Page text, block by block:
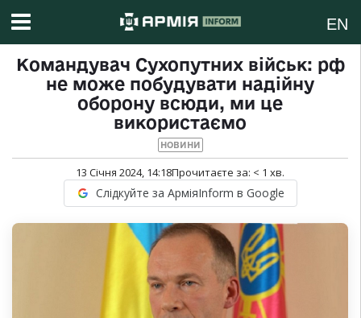
EN
Командувач Сухопутних військ: рф
не може побудувати надійну
оборону всюди, ми це
використаємо
НОВИНИ
13 Січня 2024, 14:18Прочитаєте за: < 1 хв.
Слідкуйте за АрміяInform в Google